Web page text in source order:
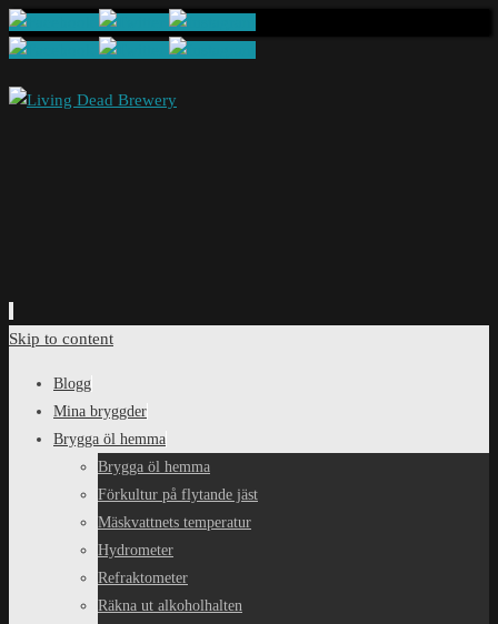
Skip to content
Blogg
Mina bryggder
Brygga öl hemma
Brygga öl hemma
Förkultur på flytande jäst
Mäskvattnets temperatur
Hydrometer
Refraktometer
Räkna ut alkoholhalten